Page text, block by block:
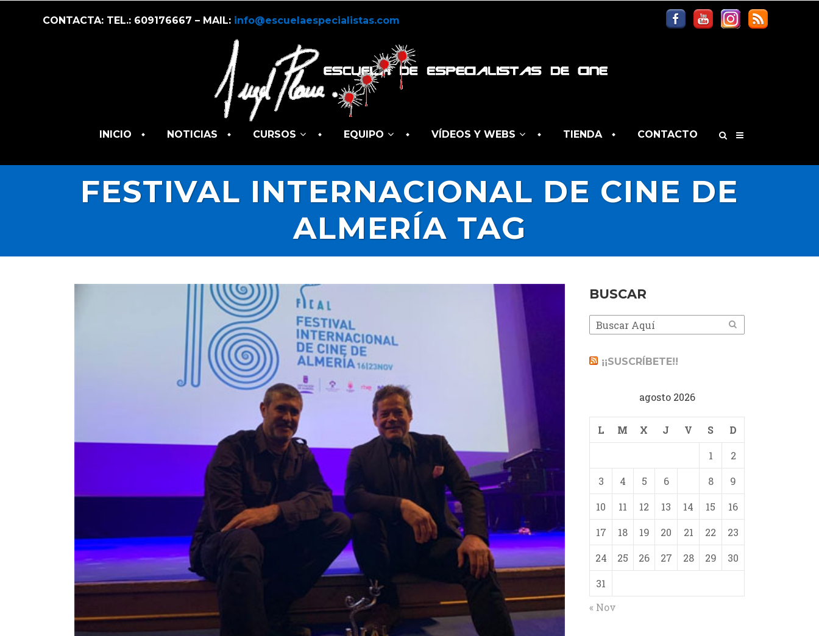
CONTACTA: TEL.: 609176667 – MAIL: info@escuelaespecialistas.com
INICIO NOTICIAS CURSOS EQUIPO VÍDEOS Y WEBS TIENDA CONTACTO
FESTIVAL INTERNACIONAL DE CINE DE
ALMERÍA TAG
BUSCAR
¡¡SUSCRÍBETE!!
agosto 2026
L M X J V S
D
1
2
3
4 5 6 8
9
10
11 12 13 14 15
16
17
18 19 20 21 22
23
24
25 26 27 28 29
30
31
« Nov